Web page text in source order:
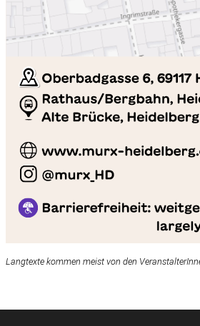
Langtexte kommen meist von den